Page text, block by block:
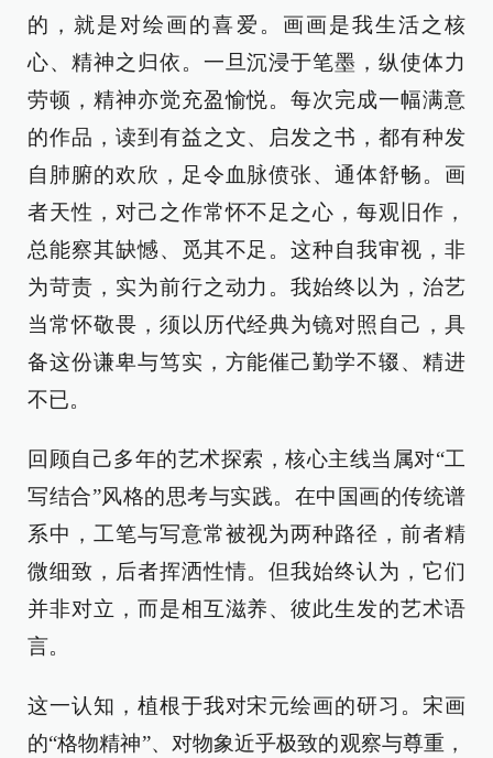
的，就是对绘画的喜爱。画画是我生活之核
心、精神之归依。一旦沉浸于笔墨，纵使体力
劳顿，精神亦觉充盈愉悦。每次完成一幅满意
的作品，读到有益之文、启发之书，都有种发
自肺腑的欢欣，足令血脉偾张、通体舒畅。画
者天性，对己之作常怀不足之心，每观旧作，
总能察其缺憾、觅其不足。这种自我审视，非
为苛责，实为前行之动力。我始终以为，治艺
当常怀敬畏，须以历代经典为镜对照自己，具
备这份谦卑与笃实，方能催己勤学不辍、精进
不已。
回顾自己多年的艺术探索，核心主线当属对“工
写结合”风格的思考与实践。在中国画的传统谱
系中，工笔与写意常被视为两种路径，前者精
微细致，后者挥洒性情。但我始终认为，它们
并非对立，而是相互滋养、彼此生发的艺术语
言。
这一认知，植根于我对宋元绘画的研习。宋画
的“格物精神”、对物象近乎极致的观察与尊重，